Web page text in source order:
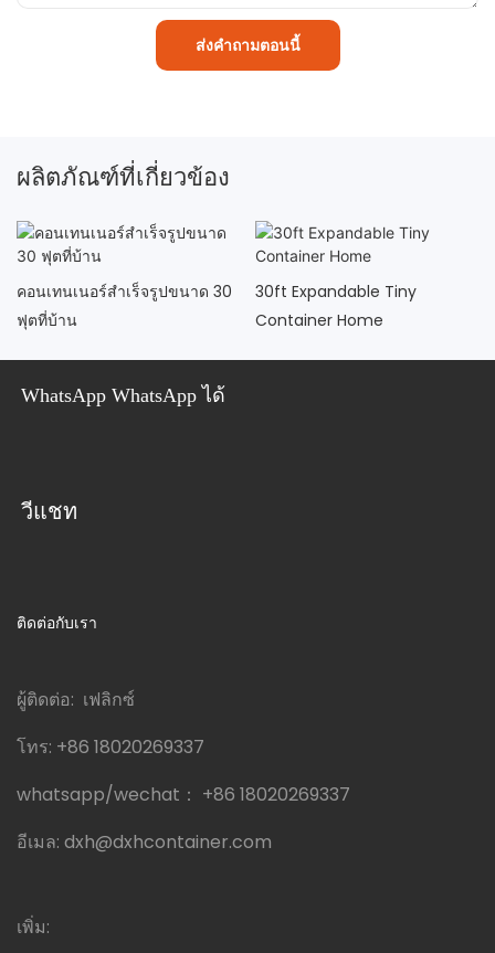
ส่งคำถามตอนนี้
ผลิตภัณฑ์ที่เกี่ยวข้อง
คอนเทนเนอร์สำเร็จรูปขนาด 30
ฟุตที่บ้าน
30ft Expandable Tiny
Container Home
WhatsApp WhatsApp ได้
วีแชท
ติดต่อกับเรา
ผู้ติดต่อ: เฟลิกซ์
โทร: +86 18020269337
whatsapp/wechat： +86 18020269337
อีเมล: dxh@dxhcontainer.com
เพิ่ม: